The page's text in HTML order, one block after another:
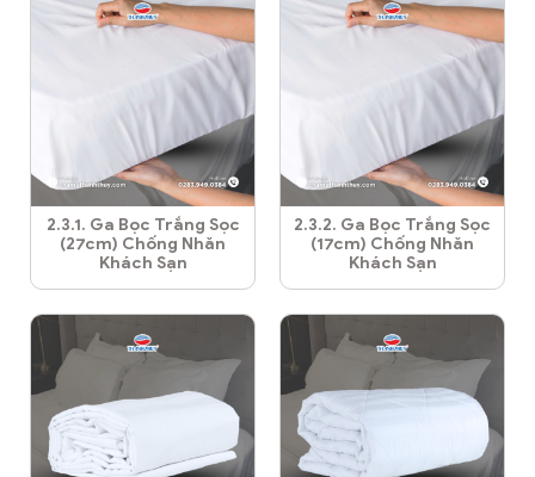
2.3.1. Ga Bọc Trắng Sọc
(27cm) Chống Nhăn
Khách Sạn
2.3.2. Ga Bọc Trắng Sọc
(17cm) Chống Nhăn
Khách Sạn